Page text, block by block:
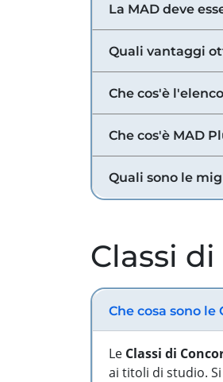
La MAD deve
Quali vantaggi
Che cos'è
Che cos'è MAD
Quali sono le
Classi
Che cosa sono le
Le Classi di
ai titoli di studio.